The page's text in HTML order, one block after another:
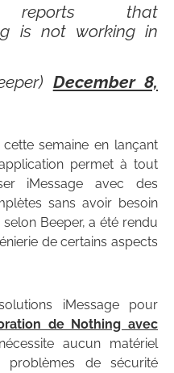
reports that
is not working in
December 8,
semaine en lançant
permet à tout
iMessage avec des
sans avoir besoin
Beeper, a été rendu
de certains aspects
iMessage pour
de Nothing avec
aucun matériel
de sécurité